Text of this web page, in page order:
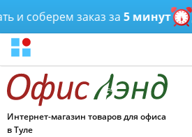
соберем заказ за 5 минут
Интернет-магазин товаров для офиса
в Туле